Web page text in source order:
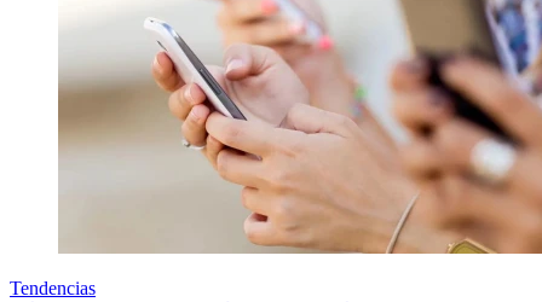
Tendencias